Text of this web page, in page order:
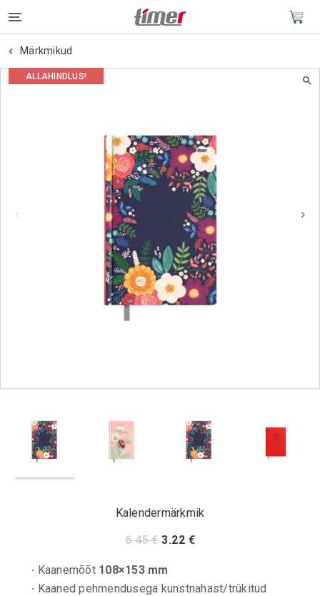
Märkmikud
ALLAHINDLUS!
Kalendermärkmik
6.45€ Original price was: 6.45 €.
3.22 €Current price is: 3.22
· Kaanemõõt 108×153 mm
· Kaaned pehmendusega kunstnahast/trükitud